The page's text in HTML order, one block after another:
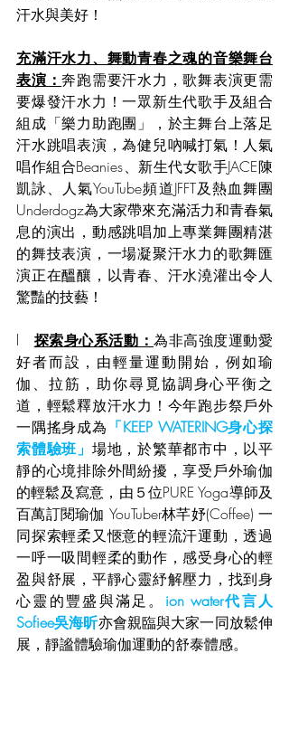
汗水與美好！
充滿汗水力、舞動青春之魂的音樂舞台
表演：奔跑需要汗水力，歌舞表演更需
要爆發汗水力！一眾新生代歌手及組合
組成「樂力助跑團」，於主舞台上落足
汗水跳唱表演，為健兒吶喊打氣！人氣
唱作組合Beanies、新生代女歌手JACE陳
凱詠、人氣YouTube頻道JFFT及熱血舞團
Underdogz為大家帶來充滿活力和青春氣
息的演出，動感跳唱加上專業舞團精湛
的舞技表演，一場凝聚汗水力的歌舞匯
演正在醞釀，以青春、汗水澆灌出令人
驚豔的技藝！
l 探索身心系活動：為非高強度運動愛
好者而設，由輕量運動開始，例如瑜
伽、拉筋，助你尋覓協調身心平衡之
道，輕鬆釋放汗水力！今年跑步祭戶外
一隅搖身成為 「KEEP WATERING身心探
索體驗班」 場地，於繁華都市中，以平
靜的心境排除外間紛擾，享受戶外瑜伽
的輕鬆及寫意，由５位PURE Yoga導師及
百萬訂閱瑜伽 YouTuber林芊妤(Coffee) 一
同探索輕柔又愜意的輕流汗運動，透過
一呼一吸間輕柔的動作，感受身心的輕
盈與舒展，平靜心靈紓解壓力，找到身
心靈的豐盛與滿足。 ion water代言人
Sofiee吳海昕亦會親臨與大家一同放鬆伸
展，靜謐體驗瑜伽運動的舒泰體感。